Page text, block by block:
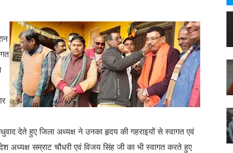
देते हुए जिला अध्यक्ष ने उनका हृदय की गहराइयों से स्वागत एवं
अध्यक्ष सम्राट चौधरी एवं विजय सिंह जी का भी स्वागत करते हुए